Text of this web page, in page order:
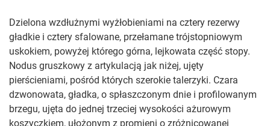
Dzielona wzdłużnymi wyżłobieniami na cztery rezerwy
gładkie i cztery sfalowane, przełamane trójstopniowym
uskokiem, powyżej którego górna, lejkowata część stopy.
Nodus gruszkowy z artykulacją jak niżej, ujęty
pierścieniami, pośród których szerokie talerzyki. Czara
dzwonowata, gładka, o spłaszczonym dnie i profilowanym
brzegu, ujęta do jednej trzeciej wysokości ażurowym
koszyczkiem, ułożonym z promieni o zróżnicowanej